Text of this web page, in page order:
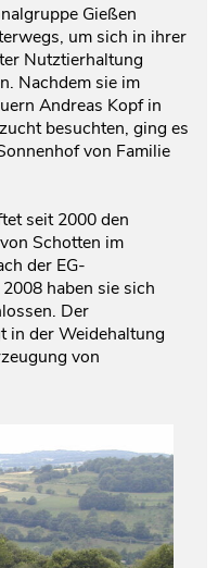
Gießen
um sich in ihrer
Nutztierhaltung
Nachdem sie im
Andreas Kopf in
besuchten, ging es
von Familie
seit 2000 den
Schotten im
der EG-
haben sie sich
Der
in der Weidehaltung
von